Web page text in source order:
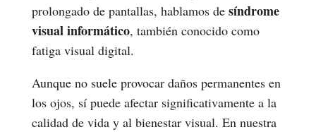
prolongado de pantallas, hablamos de síndrome
visual informático, también conocido como
fatiga visual digital.
Aunque no suele provocar daños permanentes en
los ojos, sí puede afectar significativamente a la
calidad de vida y al bienestar visual. En nuestra